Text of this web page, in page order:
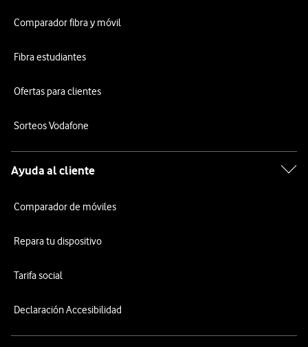
Comparador fibra y móvil
Fibra estudiantes
Ofertas para clientes
Sorteos Vodafone
Ayuda al cliente
Comparador de móviles
Repara tu dispositivo
Tarifa social
Declaración Accesibilidad